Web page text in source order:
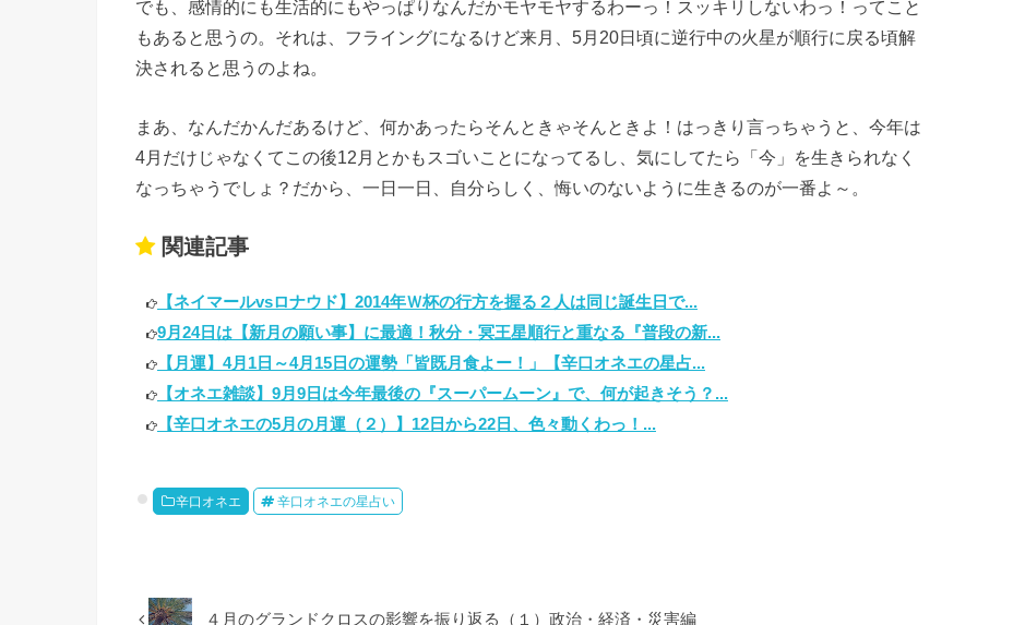
でも、感情的にも生活的にもやっぱりなんだかモヤモヤするわーっ！スッキリしないわっ！ってこと
もあると思うの。それは、フライングになるけど来月、5月20日頃に逆行中の火星が順行に戻る頃解
決されると思うのよね。
まあ、なんだかんだあるけど、何かあったらそんときゃそんときよ！はっきり言っちゃうと、今年は
4月だけじゃなくてこの後12月とかもスゴいことになってるし、気にしてたら「今」を生きられなく
なっちゃうでしょ？だから、一日一日、自分らしく、悔いのないように生きるのが一番よ～。
関連記事
【ネイマールvsロナウド】2014年Ｗ杯の行方を握る２人は同じ誕生日で...
9月24日は【新月の願い事】に最適！秋分・冥王星順行と重なる『普段の新...
【月運】4月1日～4月15日の運勢「皆既月食よー！」【辛口オネエの星占...
【オネエ雑談】9月9日は今年最後の『スーパームーン』で、何が起きそう？...
【辛口オネエの5月の月運（２）】12日から22日、色々動くわっ！...
辛口オネエ 辛口オネエの星占い
４月のグランドクロスの影響を振り返る（１）政治・経済・災害編